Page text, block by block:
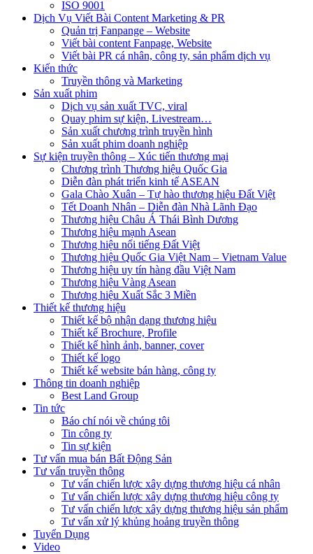
ISO 9001
Dịch Vụ Viết Bài Content Marketing & PR
Quản trị Fanpange – Website
Viết bài content Fanpage, Website
Viết bài PR cá nhân, công ty, sản phẩm dịch vụ
Kiến thức
Truyền thông và Marketing
Sản xuất phim
Dịch vụ sản xuất TVC, viral
Quay phim sự kiện, Livestream…
Sản xuất chương trình truyền hình
Sản xuất phim doanh nghiệp
Sự kiện truyền thông – Xúc tiến thương mại
Chương trình Thương hiệu Quốc Gia
Diễn đàn phát triển kinh tế ASEAN
Gala Chào Xuân – Tự hào thương hiệu Đất Việt
Tết Doanh Nhân – Diễn đàn Nhà Lãnh Đạo
Thương hiệu Châu Á Thái Bình Dương
Thương hiệu mạnh Asean
Thương hiệu nổi tiếng Đất Việt
Thương hiệu Quốc Gia Việt Nam – Vietnam Value
Thương hiệu uy tín hàng đầu Việt Nam
Thương hiệu Vàng Asean
Thương hiệu Xuất Sắc 3 Miền
Thiết kế thương hiệu
Thiết kế bộ nhận dạng thương hiệu
Thiết kế Brochure, Profile
Thiết kế hình ảnh, banner, cover
Thiết kế logo
Thiết kế website bán hàng, công ty
Thông tin doanh nghiệp
Best Land Group
Tin tức
Báo chí nói về chúng tôi
Tin công ty
Tin sự kiện
Tư vấn mua bán Bất Động Sản
Tư vấn truyền thông
Tư vấn chiến lược xây dựng thương hiệu cá nhân
Tư vấn chiến lược xây dựng thương hiệu công ty
Tư vấn chiến lược xây dựng thương hiệu sản phẩm
Tư vấn xử lý khủng hoảng truyền thông
Tuyển Dụng
Video